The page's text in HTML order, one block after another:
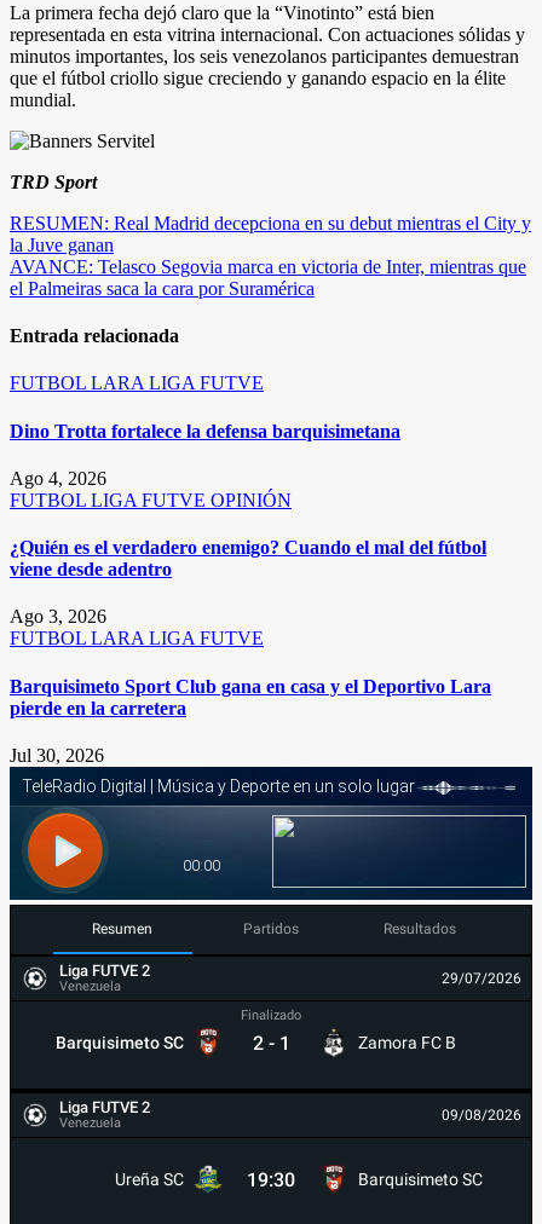
La primera fecha dejó claro que la “Vinotinto” está bien
representada en esta vitrina internacional. Con actuaciones sólidas y
minutos importantes, los seis venezolanos participantes demuestran
que el fútbol criollo sigue creciendo y ganando espacio en la élite
mundial.
TRD Sport
Navegación
de
entradas
RESUMEN: Real Madrid decepciona en su debut mientras el City y
la Juve ganan
AVANCE: Telasco Segovia marca en victoria de Inter, mientras que
el Palmeiras saca la cara por Suramérica
Entrada relacionada
FUTBOL LARALIGA FUTVE
Dino Trotta fortalece la defensa barquisimetana
Ago 4, 2026
FUTBOL LIGA FUTVE OPINIÓN
¿Quién es el verdadero enemigo? Cuando el mal del fútbol
viene desde adentro
Ago 3, 2026
FUTBOL LARALIGA FUTVE
Barquisimeto Sport Club gana en casa y el Deportivo Lara
pierde en la carretera
Jul 30, 2026
Resumen Partidos Resultados
Liga FUTVE 2
Venezuela 29/07/2026
Barquisimeto SC
Finalizado
2 - 1 Zamora FC B
Liga FUTVE 2
Venezuela 09/08/2026
Ureña SC 19:30 Barquisimeto SC